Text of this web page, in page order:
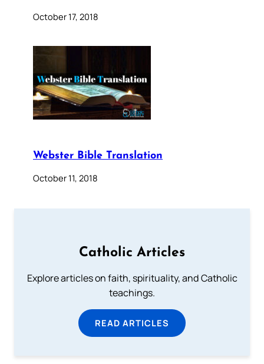
October 17, 2018
Webster Bible Translation
October 11, 2018
Catholic Articles
Explore articles on faith, spirituality, and Catholic
teachings.
READ ARTICLES